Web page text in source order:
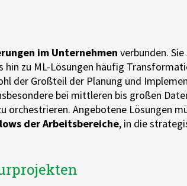
im Unternehmen verbunden.
zu ML-Lösungen häufig
der Großteil der Planung und
bei mittleren bis großen
Angebotene Lösungen
der Arbeitsbereiche, in die